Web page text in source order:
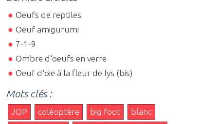
Oeufs de reptiles
Oeuf amigurumi
7-1-9
Ombre d'oeufs en verre
Oeuf d'oie à la fleur de lys (bis)
Mots clés :
JOP coléoptère big foot
blanc